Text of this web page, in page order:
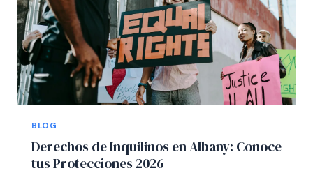
BLOG
Derechos de Inquilinos en Albany: Conoce
tus Protecciones 2026